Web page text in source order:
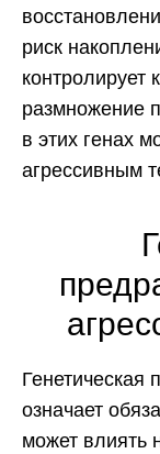
риск
контролирует
размножение
в этих генах
агрессивным
Генетическая
означает
может влиять